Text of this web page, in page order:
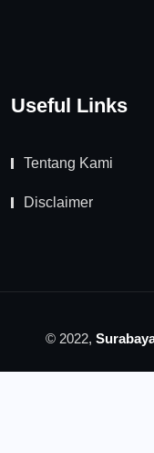
Useful Links
Tentang Kami
Disclaimer
© 2022,